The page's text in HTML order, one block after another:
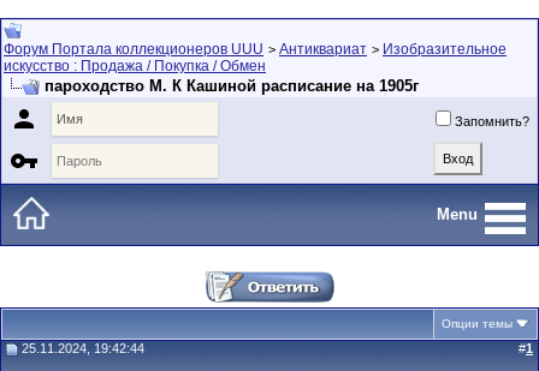
Форум Портала коллекционеров UUU > Антиквариат > Изобразительное
искусство : Продажа / Покупка / Обмен
пароходство М. К Кашиной расписание на 1905г
 Запомнить?

Menu
Опции темы
25.11.2024, 19:42:44 #1